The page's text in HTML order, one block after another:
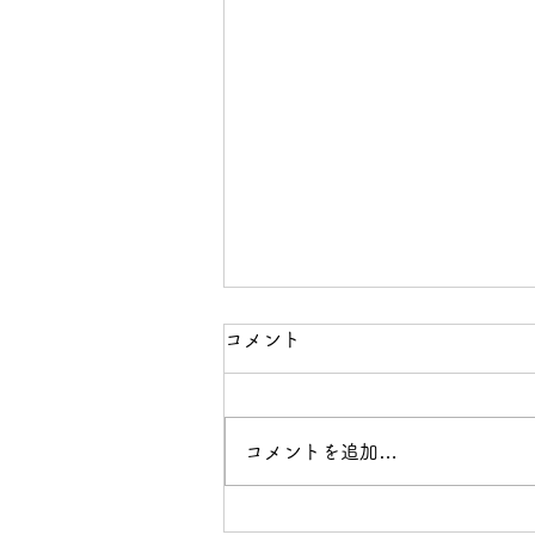
【宇都宮市】インドネシア技
コメント
コメントを追加…